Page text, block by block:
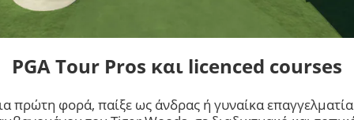
PGA Tour Pros και licenced courses
πρώτη φορά, παίξε ως άνδρας ή γυναίκα